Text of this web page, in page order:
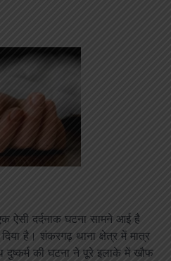
ऐसी दर्दनाक घटना सामने आई है
है। शंकरगढ़ थाना क्षेत्र में मात्र
दुष्कर्म की घटना ने पूरे इलाके में खौफ